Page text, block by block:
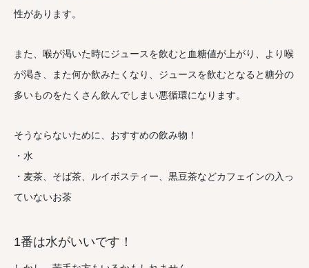
性があります。
また、喉が渇いた時にジュースを飲むと血糖値が上がり、より喉
が渇き、また何か飲みたくなり、ジュースを飲むとなると糖分の
多いものをたくさん飲んでしまい悪循環になります。
そうならないために、おすすめの飲み物！
・水
・麦茶、そば茶、ルイボスティー、黒豆茶などカフェインの入っ
ていないお茶
1番は水がいいです！